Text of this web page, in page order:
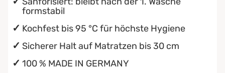
formstabil
Kochfest bis 95 °C für höchste Hygiene
Sicherer Halt auf Matratzen bis 30 cm
100 % MADE IN GERMANY